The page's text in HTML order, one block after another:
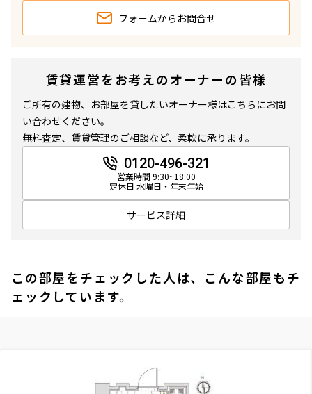
フォームから お問合せ
賃貸運営をお考えのオーナーの皆様
ご所有の建物、お部屋を貸したいオーナー様はこちらにお問
い合わせください。
無料査定、賃貸管理のご相談など、柔軟に承ります。
0120-496-321
営業時間 9:30~18:00
定休日 水曜日・年末年始
サービス詳細
この部屋をチェックした人は、こんな部屋もチ
ェックしています。